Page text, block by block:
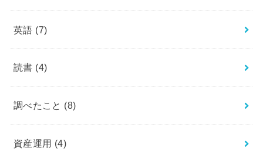
英語 (7)
読書 (4)
調べたこと (8)
資産運用 (4)